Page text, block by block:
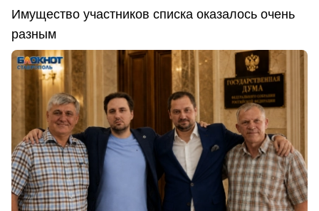
Имущество участников списка оказалось очень
разным